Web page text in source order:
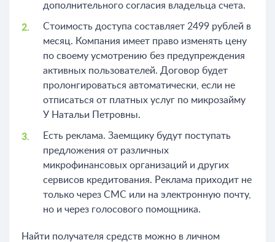
дополнительного согласия владельца счета.
Стоимость доступа составляет 2499 рублей в
месяц. Компания имеет право изменять цену
по своему усмотрению без предупреждения
активных пользователей. Договор будет
пролонгироваться автоматически, если не
отписаться от платных услуг по микрозайму
У Натальи Петровны.
Есть реклама. Заемщику будут поступать
предложения от различных
микрофинансовых организаций и других
сервисов кредитования. Реклама приходит не
только через СМС или на электронную почту,
но и через голосового помощника.
Найти получателя средств можно в личном